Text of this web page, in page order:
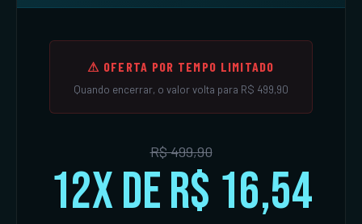
⚠ OFERTA POR TEMPO LIMITADO
Quando encerrar, o valor volta para R$ 499,90
R$ 499,90
12x de R$ 16,54